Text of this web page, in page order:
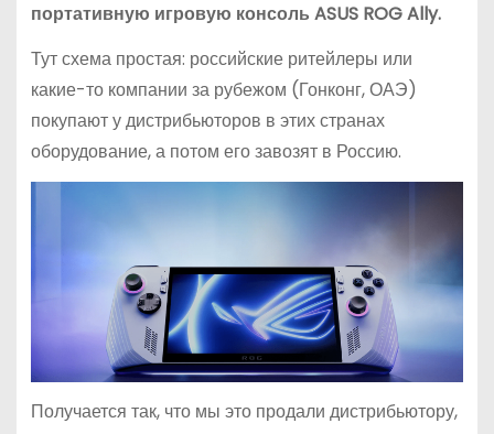
портативную игровую консоль ASUS ROG Ally.
Тут схема простая: российские ритейлеры или
какие-то компании за рубежом (Гонконг, ОАЭ)
покупают у дистрибьюторов в этих странах
оборудование, а потом его завозят в Россию.
Получается так, что мы это продали дистрибьютору,